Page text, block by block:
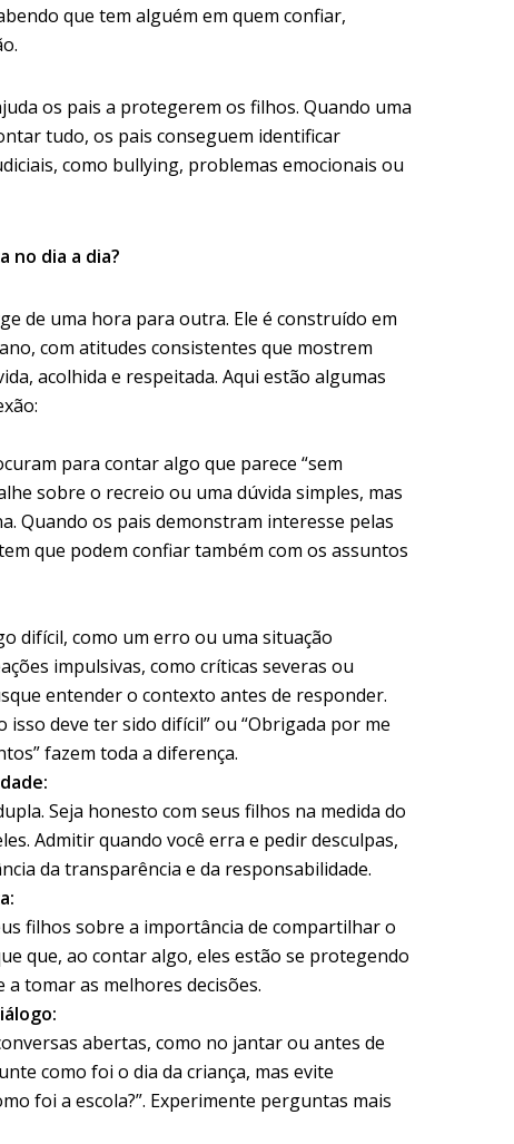
que tem alguém em quem confiar,
os pais a protegerem os filhos. Quando uma
tudo, os pais conseguem identificar
como bullying, problemas emocionais ou
no dia a dia?
de uma hora para outra. Ele é construído em
com atitudes consistentes que mostrem
acolhida e respeitada. Aqui estão algumas
para contar algo que parece “sem
sobre o recreio ou uma dúvida simples, mas
Quando os pais demonstram interesse pelas
que podem confiar também com os assuntos
difícil, como um erro ou uma situação
impulsivas, como críticas severas ou
entender o contexto antes de responder.
isso deve ter sido difícil” ou “Obrigada por me
fazem toda a diferença.
Seja honesto com seus filhos na medida do
Admitir quando você erra e pedir desculpas,
da transparência e da responsabilidade.
filhos sobre a importância de compartilhar o
que, ao contar algo, eles estão se protegendo
tomar as melhores decisões.
abertas, como no jantar ou antes de
como foi o dia da criança, mas evite
foi a escola?”. Experimente perguntas mais